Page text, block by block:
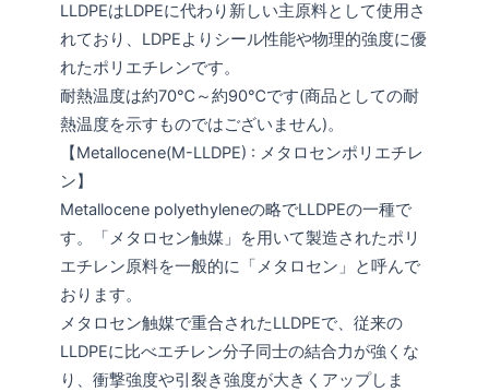
LLDPEはLDPEに代わり新しい主原料として使用さ
れており、LDPEよりシール性能や物理的強度に優
れたポリエチレンです。
耐熱温度は約70℃～約90℃です(商品としての耐
熱温度を示すものではございません)。
【Metallocene(M-LLDPE) : メタロセンポリエチレ
ン】
Metallocene polyethyleneの略でLLDPEの一種で
す。「メタロセン触媒」を用いて製造されたポリ
エチレン原料を一般的に「メタロセン」と呼んで
おります。
メタロセン触媒で重合されたLLDPEで、従来の
LLDPEに比べエチレン分子同士の結合力が強くな
り、衝撃強度や引裂き強度が大きくアップしま